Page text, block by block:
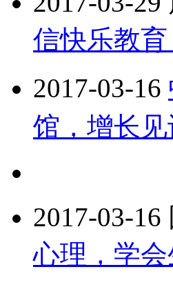
信快乐教
2017-03-16
馆，增长见
2017-03-16
心理，学会